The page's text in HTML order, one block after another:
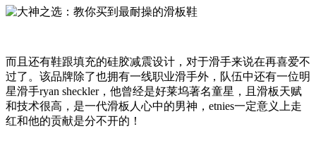
而且还有鞋跟填充的硅胶减震设计，对于滑手来说在再喜爱不
过了。该品牌除了也拥有一线职业滑手外，队伍中还有一位明
星滑手ryan sheckler，他曾经是好莱坞著名童星，且滑板天赋
和技术很高，是一代滑板人心中的男神，etnies一定意义上走
红和他的贡献是分不开的！